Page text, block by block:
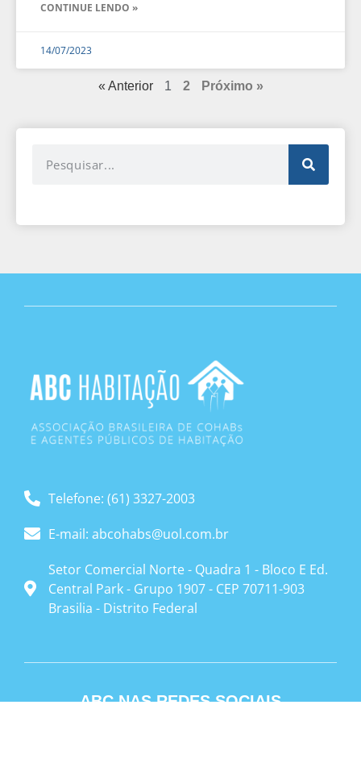
CONTINUE LENDO »
14/07/2023
« Anterior 1 2 Próximo »
Telefone: (61) 3327-2003
E-mail: abcohabs@uol.com.br
Setor Comercial Norte - Quadra 1 - Bloco E Ed.
Central Park - Grupo 1907 - CEP 70711-903
Brasilia - Distrito Federal
ABC NAS REDES SOCIAIS